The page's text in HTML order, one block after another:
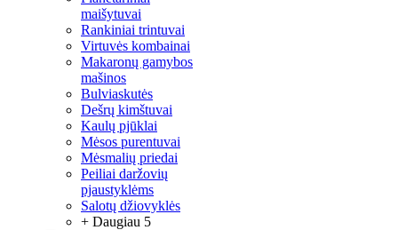
maišytuvai
Rankiniai trintuvai
Virtuvės kombainai
Makaronų gamybos
mašinos
Bulviaskutės
Dešrų kimštuvai
Kaulų pjūklai
Mėsos purentuvai
Mėsmalių priedai
Peiliai daržovių
pjaustyklėms
Salotų džiovyklės
+ Daugiau 5